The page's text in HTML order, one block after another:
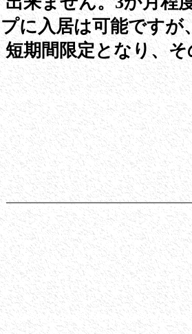
プに入居は可能ですが
短期間限定となり、